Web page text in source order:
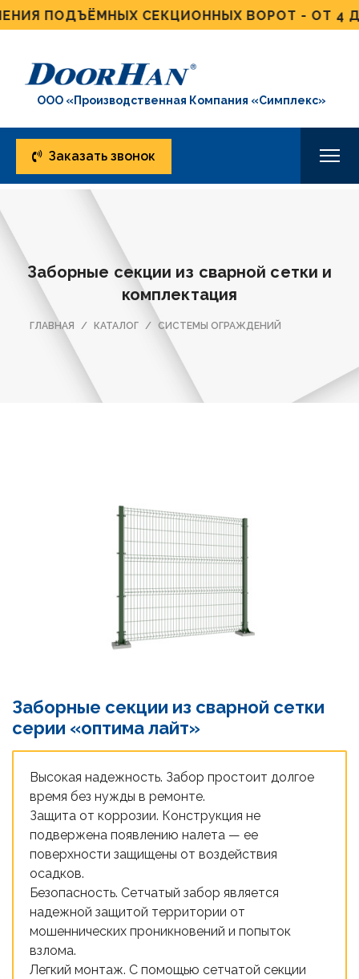
ПОДЪЁМНЫХ СЕКЦИОННЫХ ВОРОТ - ОТ 4
ООО «Производственная Компания «Симплекс»
Заказать звонок
Заборные секции из сварной сетки и
комплектация
ГЛАВНАЯ КАТАЛОГ СИСТЕМЫ ОГРАЖДЕНИЙ
Заборные секции из сварной сетки
серии «оптима лайт»
Высокая надежность. Забор простоит долгое
время без нужды в ремонте.
Защита от коррозии. Конструкция не
подвержена появлению налета — ее
поверхности защищены от воздействия
осадков.
Безопасность. Сетчатый забор является
надежной защитой территории от
мошеннических проникновений и попыток
взлома.
Легкий монтаж. С помощью сетчатой секции